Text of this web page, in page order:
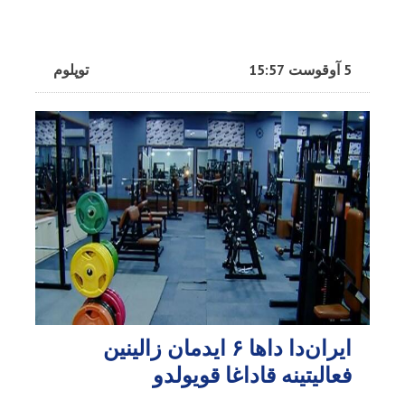
توپلوم 5 آوقوست 15:57
ایران‌دا داها ۶ ایدمان زالینین
فعالیتینه قاداغا قویولدو